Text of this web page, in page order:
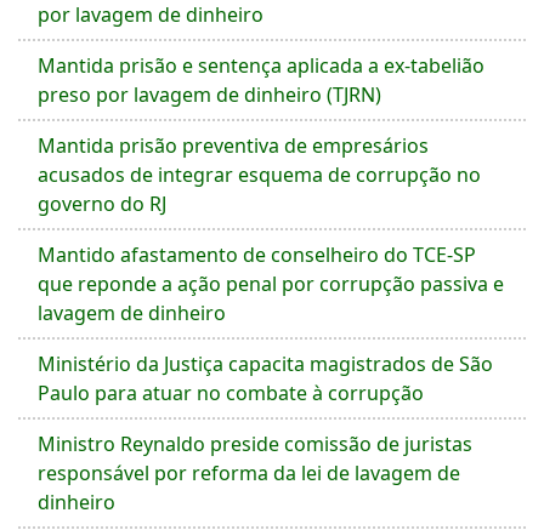
por lavagem de dinheiro
Mantida prisão e sentença aplicada a ex-tabelião
preso por lavagem de dinheiro (TJRN)
Mantida prisão preventiva de empresários
acusados de integrar esquema de corrupção no
governo do RJ
Mantido afastamento de conselheiro do TCE-SP
que reponde a ação penal por corrupção passiva e
lavagem de dinheiro
Ministério da Justiça capacita magistrados de São
Paulo para atuar no combate à corrupção
Ministro Reynaldo preside comissão de juristas
responsável por reforma da lei de lavagem de
dinheiro